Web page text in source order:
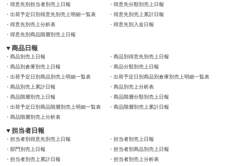
得意先別担当者別売上日報
得意先分類別売上日報
出荷予定日別得意先別売上明細一覧表
得意先別売上累計日報
得意先別売上分析表
得意先別入金日報
得意先別商品階層別売上日報
商品日報
商品別売上日報
商品別得意先別売上日報
商品別倉庫別売上日報
商品分類別売上日報
出荷予定日別商品別売上明細一覧表
出荷予定日別商品別倉庫別売上明細一覧表
商品別売上累計日報
商品別売上分析表
商品階層別売上日報
商品階層分類別売上日報
出荷予定日別商品階層別売上明細一覧表
商品階層別売上累計日報
商品階層別売上分析表
担当者日報
担当者別得意先別売上日報
担当者別売上日報
部門別売上日報
担当者別商品別売上日報
担当者別売上累計日報
担当者別売上分析表